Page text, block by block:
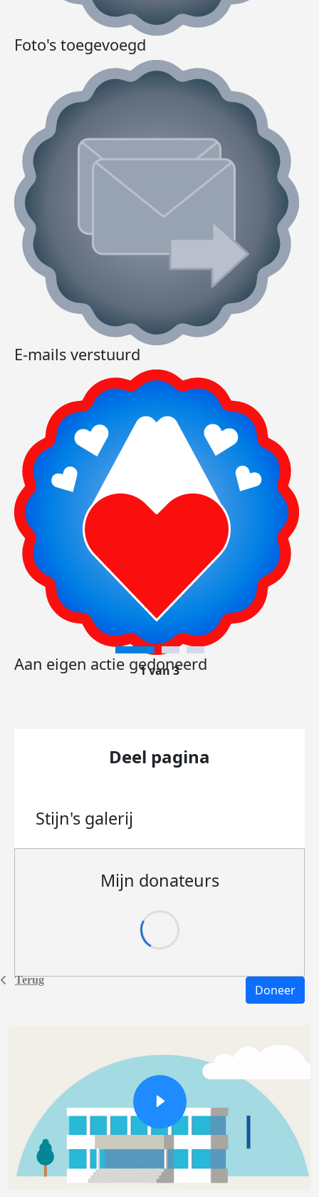
Terug
Foto's toegevoegd
E-mails verstuurd
Aan eigen actie gedoneerd
1 van 3
Deel pagina
Stijn's galerij
Mijn donateurs
Doneer